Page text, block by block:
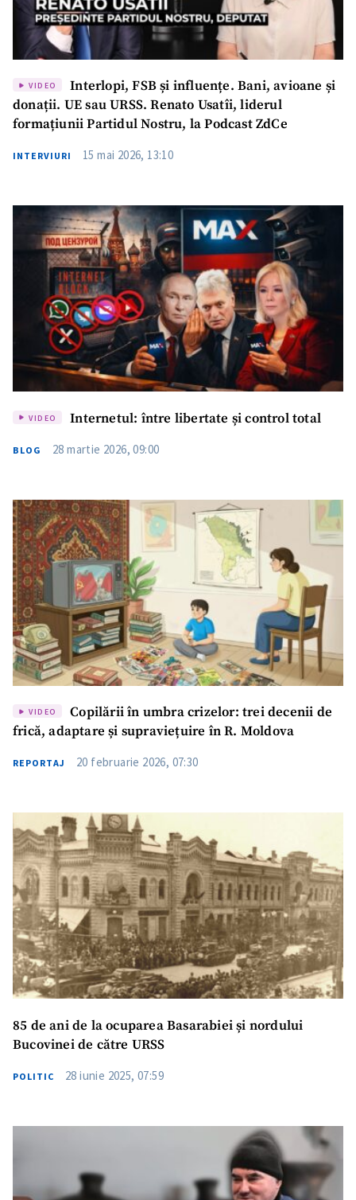
VIDEO
Interlopi, FSB și influențe. Bani, avioane și
donații. UE sau URSS. Renato Usatîi, liderul
formațiunii Partidul Nostru, la Podcast ZdCe
INTERVIURI 15 mai 2026, 13:10
VIDEO Internetul: între libertate și control total
BLOG 28 martie 2026, 09:00
VIDEO
Copilării în umbra crizelor: trei decenii de
frică, adaptare și supraviețuire în R. Moldova
REPORTAJ 20 februarie 2026, 07:30
85 de ani de la ocuparea Basarabiei și nordului
Bucovinei de către URSS
POLITIC 28 iunie 2025, 07:59